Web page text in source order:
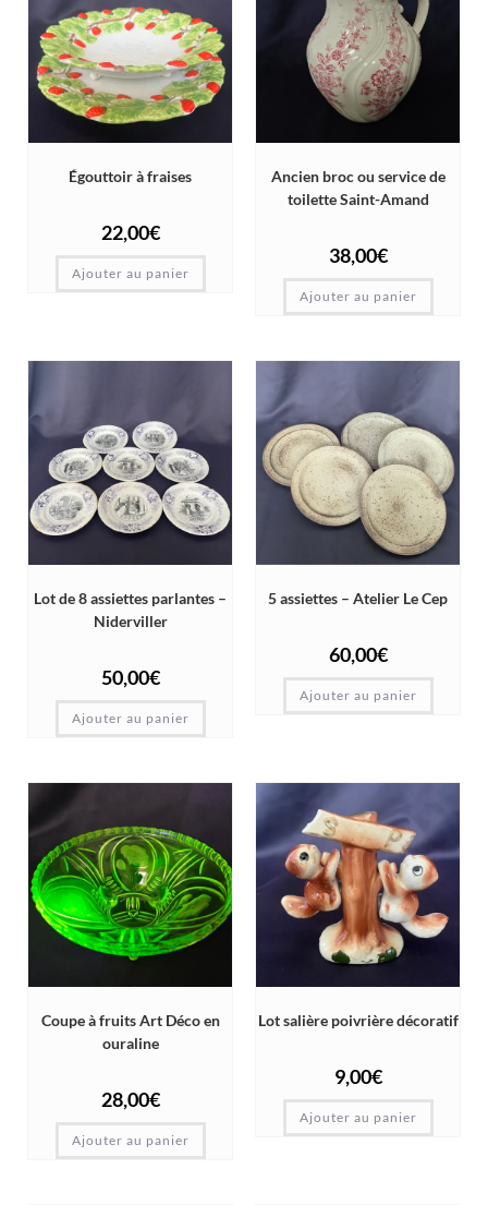
Égouttoir à fraises
22,00€
Ajouter au panier
Ancien broc ou service de
toilette Saint-Amand
38,00€
Ajouter au panier
Lot de 8 assiettes parlantes –
Niderviller
50,00€
Ajouter au panier
5 assiettes – Atelier Le Cep
60,00€
Ajouter au panier
Coupe à fruits Art Déco en
ouraline
28,00€
Ajouter au panier
Lot salière poivrière décoratif
9,00€
Ajouter au panier